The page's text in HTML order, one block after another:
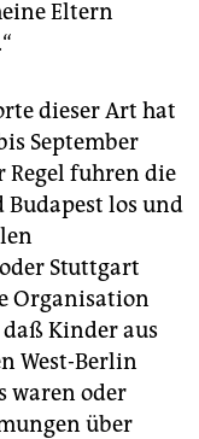
Eltern
dieser Art hat
September
Regel fuhren die
Budapest los und
Stuttgart
Organisation
Kinder aus
West-Berlin
waren oder
über